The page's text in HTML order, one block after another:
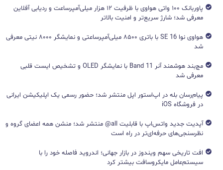
پاوربانک ۱۰۰ واتی هواوی با ظرفیت ۱۲ هزار میلی‌آمپرساعت و ردیابی آفلاین
معرفی شد؛ شارژ سریع‌تر و امنیت بالاتر
هواوی نوا 16 SE با باتری ۸۵۰۰ میلی‌آمپرساعتی و نمایشگر ۸۰۰۰ نیتی معرفی
شد
مچ‌بند هوشمند آنر Band 11 با نمایشگر OLED و تشخیص ایست قلبی
معرفی شد
پیام‌رسان بله در اپ‌استور اپل منتشر شد؛ حضور رسمی یک اپلیکیشن ایرانی
در فروشگاه iOS
آپدیت جدید واتس‌اپ با قابلیت all@ منتشر شد؛ منشن همه اعضای گروه و
نظرسنجی‌های حرفه‌ای‌تر در راه است
افت تاریخی سهم ویندوز در بازار جهانی؛ اندروید فاصله خود را با
سیستم‌عامل مایکروسافت بیشتر کرد